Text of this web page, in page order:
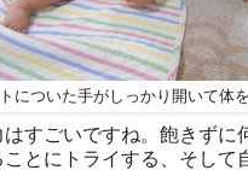
についた手がしっかり開いて体
すごいですね。飽きずに
ことにトライする、そして